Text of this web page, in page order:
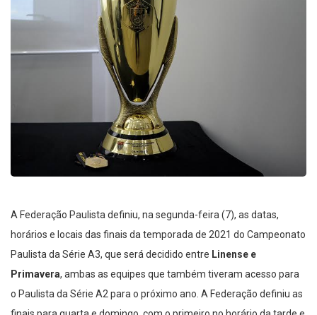
A Federação Paulista definiu, na segunda-feira (7), as datas,
horários e locais das finais da temporada de 2021 do Campeonato
Paulista da Série A3, que será decidido entre Linense e
Primavera, ambas as equipes que também tiveram acesso para
o Paulista da Série A2 para o próximo ano. A Federação definiu as